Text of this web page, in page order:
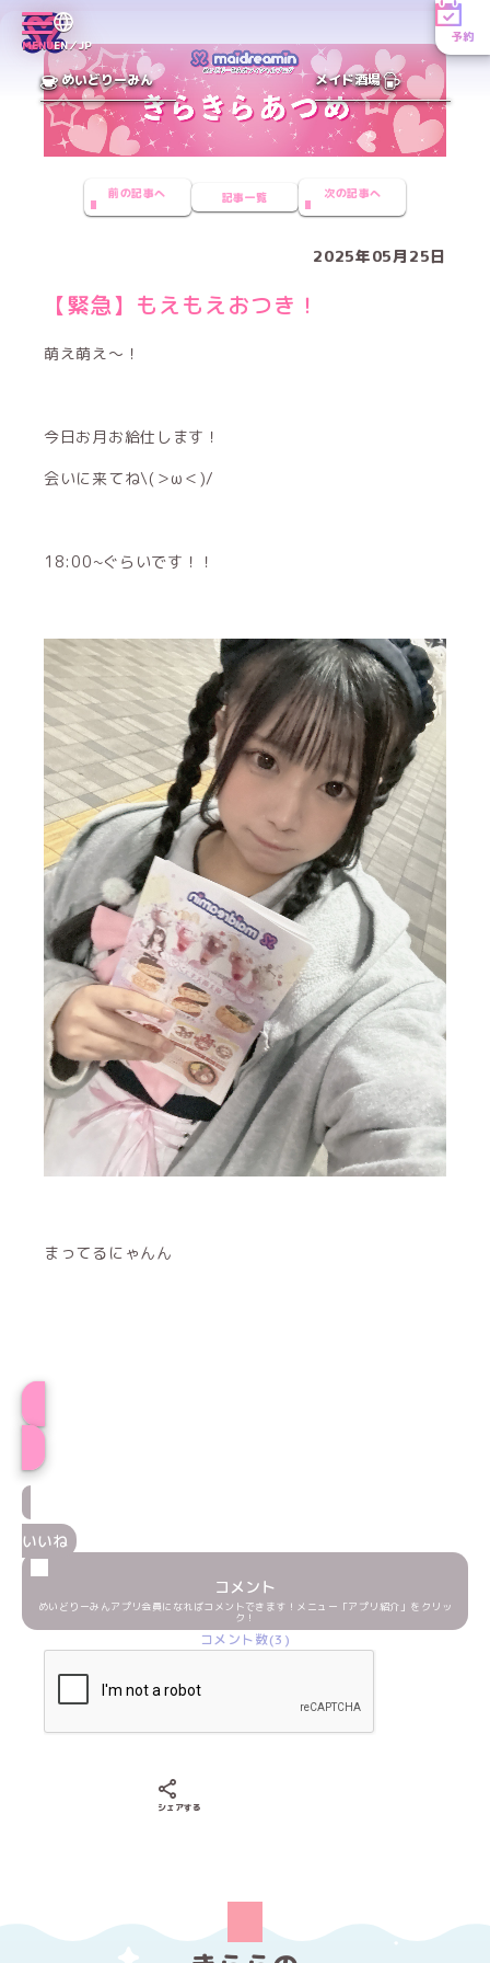
MENUEN／JP
予約
めいどりーみん メイド酒場
前の記事へ 記事一覧 次の記事へ
2025年05月25日
【緊急】もえもえおつき！
萌え萌え〜！
今日お月お給仕します！
会いに来てね\(＞ω＜)/
18:00~ぐらいです！！
まってるにゃんん
いいね
コメント
めいどりーみんアプリ会員になればコメントできます！メニュー「アプリ紹介」をクリッ
ク！
コメント数(3)
シェアする